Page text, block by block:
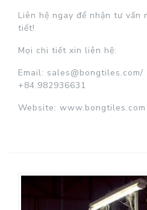
Liên hệ ngay để nhận tư vấn
tiết!
Mọi chi tiết xin liên hệ:
Email: sales@bongtiles.com/
+84.982936631
Website: www.bongtiles.com